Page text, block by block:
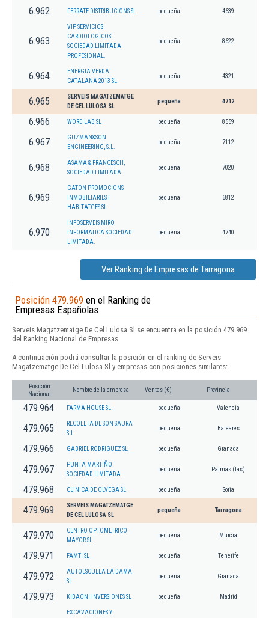
6.962 FERRATE DISTRIBUCIONS SL pequeña 4639
6.963
VIP SERVICIOS
CARDIOLOGICOS
SOCIEDAD LIMITADA
PROFESIONAL.
pequeña 8622
6.964
ENERGIA VERDA
CATALANA 2013 SL
pequeña 4321
6.965
SERVEIS MAGATZEMATGE
DE CEL LULOSA SL
pequeña 4712
6.966 WORD LAB SL pequeña 8559
6.967
GUZMAN&SON
ENGINEERING, S.L.
pequeña 7112
6.968
ASAMA & FRANCESCH,
SOCIEDAD LIMITADA.
pequeña 7020
6.969
GATON PROMOCIONS
INMOBILIARIES I
HABITATGES SL
pequeña 6812
6.970
INFOSERVEIS MIRO
INFORMATICA SOCIEDAD
LIMITADA.
pequeña 4740
Ver Ranking de Empresas de Tarragona
Posición 479.969 en el Ranking de
Empresas Españolas
Serveis Magatzematge De Cel Lulosa Sl se encuentra en la posición 479.969
del Ranking Nacional de Empresas.
A continuación podrá consultar la posición en el ranking de Serveis
Magatzematge De Cel Lulosa Sl y empresas con posiciones similares:
Posición
Nacional
Nombre de la empresa Ventas (€) Provincia
479.964 FARMA HOUSE SL pequeña Valencia
479.965
RECOLETA DE SON SAURA
S.L.
pequeña Baleares
479.966 GABRIEL RODRIGUEZ SL pequeña Granada
479.967
PUNTA MARTIÑO
SOCIEDAD LIMITADA.
pequeña Palmas (las)
479.968 CLINICA DE OLVEGA SL pequeña Soria
479.969
SERVEIS MAGATZEMATGE
DE CEL LULOSA SL
pequeña Tarragona
479.970
CENTRO OPTOMETRICO
MAYOR SL.
pequeña Murcia
479.971 FAMTI SL pequeña Tenerife
479.972
AUTOESCUELA LA DAMA
SL
pequeña Granada
479.973 KIBAONI INVERSIONES SL pequeña Madrid
EXCAVACIONES Y